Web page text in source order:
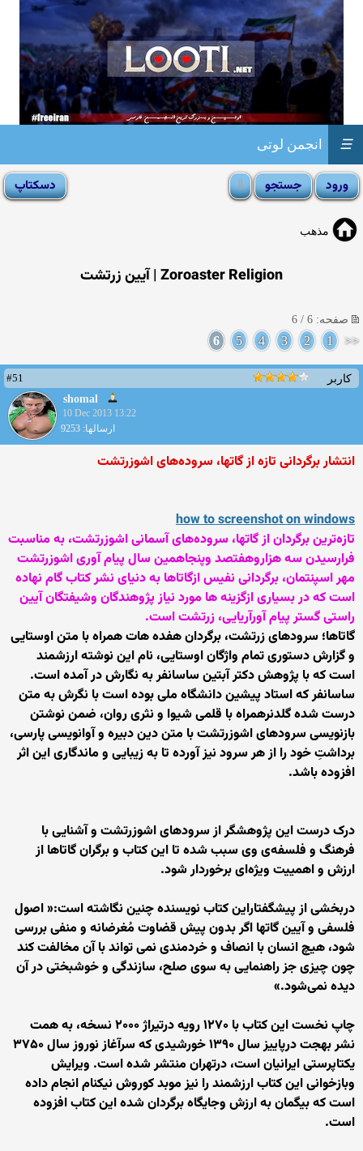
انجمن لوتی ☰
مذهب
Zoroaster Religion | آیین زرتشت
صفحه: 6 / 6
<<
1
2
3
4
5
6
کاربر
#51
shomal
10 Dec 2013 13:22
ارسالها: 9253
انتشار برگردانی تازه از گاتها، سروده‌های اشوزرتشت
how to screenshot on windows
تازه‌ترین برگردان از گاتها، سروده‌های آسمانی اشوزرتشت، به مناسبت
فرارسیدن سه هزاروهفتصد وپنجاهمین سال پیام آوری اشوزرتشت
مهر اسپنتمان، برگردانی نفیس ازگاتاها به دنیای نشر کتاب گام نهاده
است که در بسیاری ازگزینه ها مورد نیاز پژوهندگان وشیفتگان آیین
راستی گستر پیام آورآریایی، زرتشت است.
گاتاها؛ سرودهای زرتشت، برگردان هفده هات همراه با متن اوستایی
و گزارش‌ دستوری تمام واژگان اوستایی، نام این نوشته ارزشمند
است که با پژوهش دکتر آبتین ساسانفر به نگارش در آمده است.
ساسانفر که استاد پیشین دانشگاه ملی بوده است با نگرش به متن
درست شده گلدنرهمراه با قلمی شیوا و نثری روان، ضمن نوشتن
بازنویسی سرودهای اشوزرتشت با متن دین دبیره و آوانویسی پارسی،
برداشتِ خود را از هر سرود نیز آورده تا به زیبایی و ماندگاری این اثر
افزوده باشد.
درک درست این پژوهشگر از سرودهای اشوزرتشت و آشنایی با
فرهنگ و فلسفه‌ی وی سبب شده تا این کتاب و برگران گاتاها از
ارزش و اهمییت ویژه‌ای برخوردار شود.
دربخشی از پیشگفتاراین کتاب نویسنده چنین نگاشته است:« اصول
فلسفی و آیین گاتها اگر بدون پیش قضاوت مُغرضانه و منفی بررسی
شود، هیچ انسان با انصاف و خردمندی نمی تواند با آن مخالفت کند
چون چیزی جز راهنمایی به سوی صلح، سازندگی و خوشبختی در آن
دیده نمی‌شود.»
چاپ نخست این کتاب با ۱۲۷۰ رویه درتیراژ ۲۰۰۰ نسخه، به همت
نشر بهجت درپاییز سال ۱۳۹۰ خورشیدی که سرآغاز نوروز سال ۳۷۵۰
یکتاپرستی ایرانیان است، درتهران منتشر شده است. ویرایش
وبازخوانی این کتاب ارزشمند را نیز موبد کوروش نیکنام انجام داده
است که بیگمان به ارزش وجایگاه برگردان شده این کتاب افزوده
است.